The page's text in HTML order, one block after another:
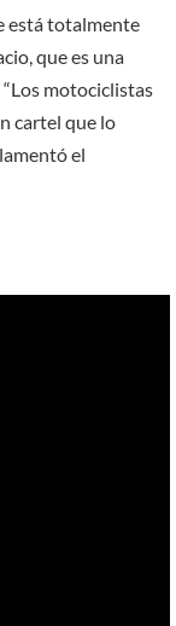
está totalmente
que es una
motociclistas
cartel que lo
el